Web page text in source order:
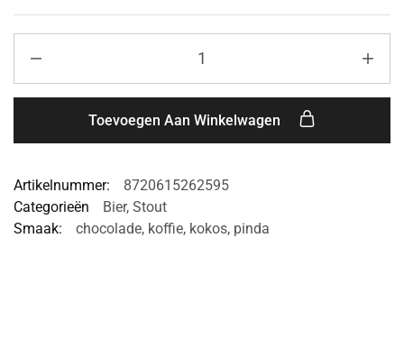
Toevoegen Aan Winkelwagen
Artikelnummer:
8720615262595
Categorieën
Bier, Stout
Smaak:
chocolade, koffie, kokos, pinda